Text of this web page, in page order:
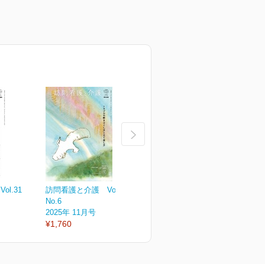
訪問看護と介護 Vol.30
No.6
2025年 11月号
¥1,760